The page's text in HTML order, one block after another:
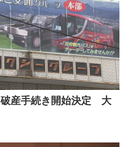
産手続き開始決定 大